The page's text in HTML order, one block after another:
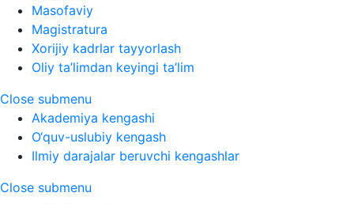
Masofaviy
Magistratura
Xorijiy kadrlar tayyorlash
Oliy ta’limdan keyingi ta’lim
Close submenu
Akademiya kengashi
O‘quv-uslubiy kengash
Ilmiy darajalar beruvchi kengashlar
Close submenu